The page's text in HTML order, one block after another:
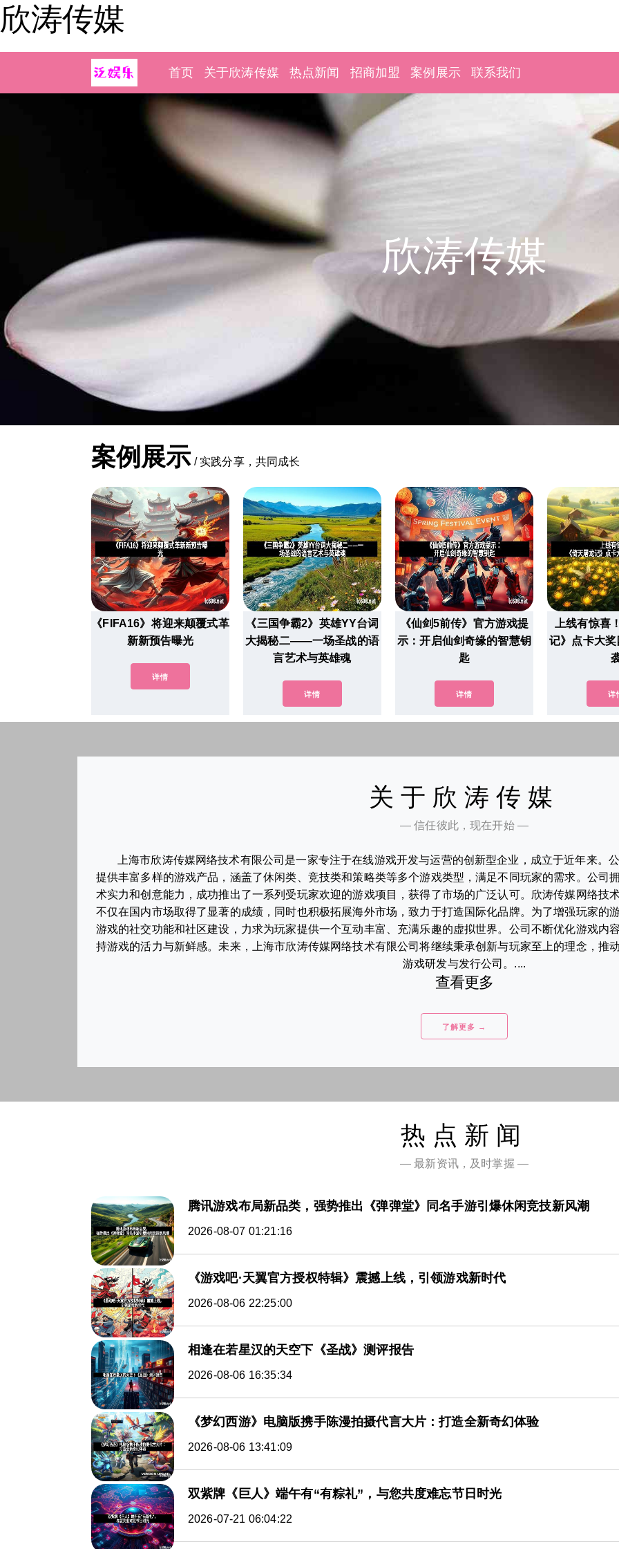
欣涛传媒
首页 关于欣涛传媒 热点新闻 招商加盟 案例展示 联系我们
欣涛传媒
案例展示 / 实践分享，共同成长
《FIFA16》将迎来颠覆式革
新新预告曝光
详情
《三国争霸2》英雄YY台词
大揭秘二——一场圣战的语
言艺术与英雄魂
详情
《仙剑5前传》官方游戏提
示：开启仙剑奇缘的智慧钥
匙
详情
上线有惊喜
记》点卡大
详
关于欣涛传媒
— 信任彼此，现在开始 —
上海市欣涛传媒网络技术有限公司是一家专注于在线游戏开发与运营的创新型企业，成立于近年来。
提供丰富多样的游戏产品，涵盖了休闲类、竞技类和策略类等多个游戏类型，满足不同玩家的需求。公司
术实力和创意能力，成功推出了一系列受玩家欢迎的游戏项目，获得了市场的广泛认可。欣涛传媒网络技
不仅在国内市场取得了显著的成绩，同时也积极拓展海外市场，致力于打造国际化品牌。为了增强玩家的
游戏的社交功能和社区建设，力求为玩家提供一个互动丰富、充满乐趣的虚拟世界。公司不断优化游戏内
持游戏的活力与新鲜感。未来，上海市欣涛传媒网络技术有限公司将继续秉承创新与玩家至上的理念，推
游戏研发与发行公司。....
查看更多
了解更多 →
热点新闻
— 最新资讯，及时掌握 —
腾讯游戏布局新品类，强势推出《弹弹堂》同名手游引爆休闲竞技新风潮
2026-08-07 01:21:16
《游戏吧·天翼官方授权特辑》震撼上线，引领游戏新时代
2026-08-06 22:25:00
相逢在若星汉的天空下《圣战》测评报告
2026-08-06 16:35:34
《梦幻西游》电脑版携手陈漫拍摄代言大片：打造全新奇幻体验
2026-08-06 13:41:09
双紫牌《巨人》端午有“有粽礼”，与您共度难忘节日时光
2026-07-21 06:04:22